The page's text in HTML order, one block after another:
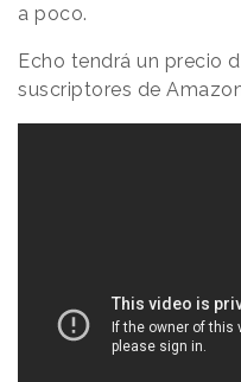
a poco.
Echo tendrá un precio
suscriptores de